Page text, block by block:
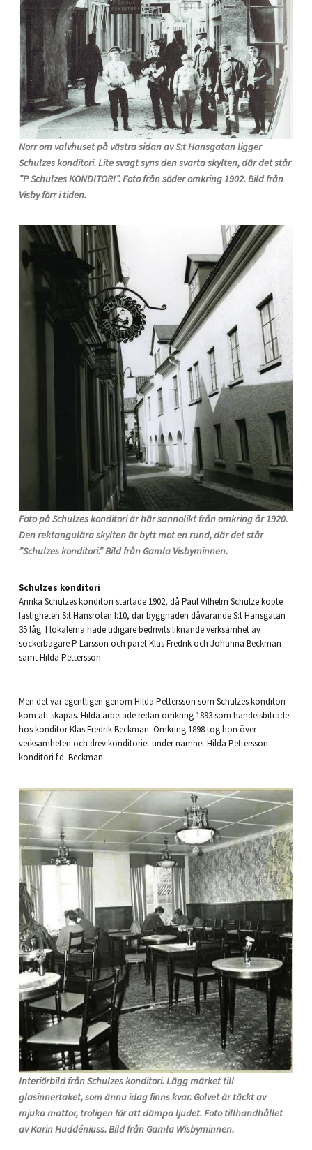
Norr om valvhuset på västra sidan av S:t Hansgatan ligger
Schulzes konditori. Lite svagt syns den svarta skylten, där det står
”P Schulzes KONDITORI”. Foto från söder omkring 1902. Bild från
Visby förr i tiden.
Foto på Schulzes konditori är här sannolikt från omkring år 1920.
Den rektangulära skylten är bytt mot en rund, där det står
”Schulzes konditori.” Bild från Gamla Visbyminnen.
Schulzes konditori
Anrika Schulzes konditori startade 1902, då Paul Vilhelm Schulze köpte
fastigheten S:t Hansroten I:10, där byggnaden dåvarande S:t Hansgatan
35 låg. I lokalerna hade tidigare bedrivits liknande verksamhet av
sockerbagare P Larsson och paret Klas Fredrik och Johanna Beckman
samt Hilda Pettersson.
Men det var egentligen genom Hilda Pettersson som Schulzes konditori
kom att skapas. Hilda arbetade redan omkring 1893 som handelsbiträde
hos konditor Klas Fredrik Beckman. Omkring 1898 tog hon över
verksamheten och drev konditoriet under namnet Hilda Pettersson
konditori f.d. Beckman.
Interiörbild från Schulzes konditori. Lägg märket till
glasinnertaket, som ännu idag finns kvar. Golvet är täckt av
mjuka mattor, troligen för att dämpa ljudet. Foto tillhandhållet
av Karin Huddéniuss. Bild från Gamla Wisbyminnen.